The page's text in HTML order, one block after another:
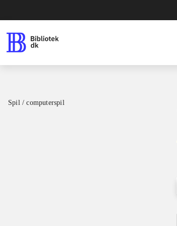
Spil / computerspil